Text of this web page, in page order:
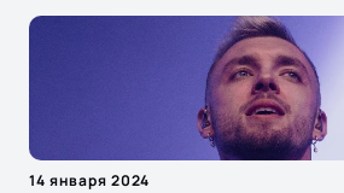
14 января 2024